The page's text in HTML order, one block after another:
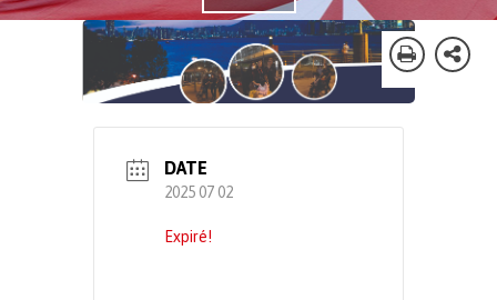
DATE
2025 07 02
Expiré!